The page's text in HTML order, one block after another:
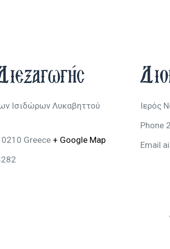
Ισιδώρων Λυκαβηττού
Greece + Google Map
Ιερός
Phone
Email